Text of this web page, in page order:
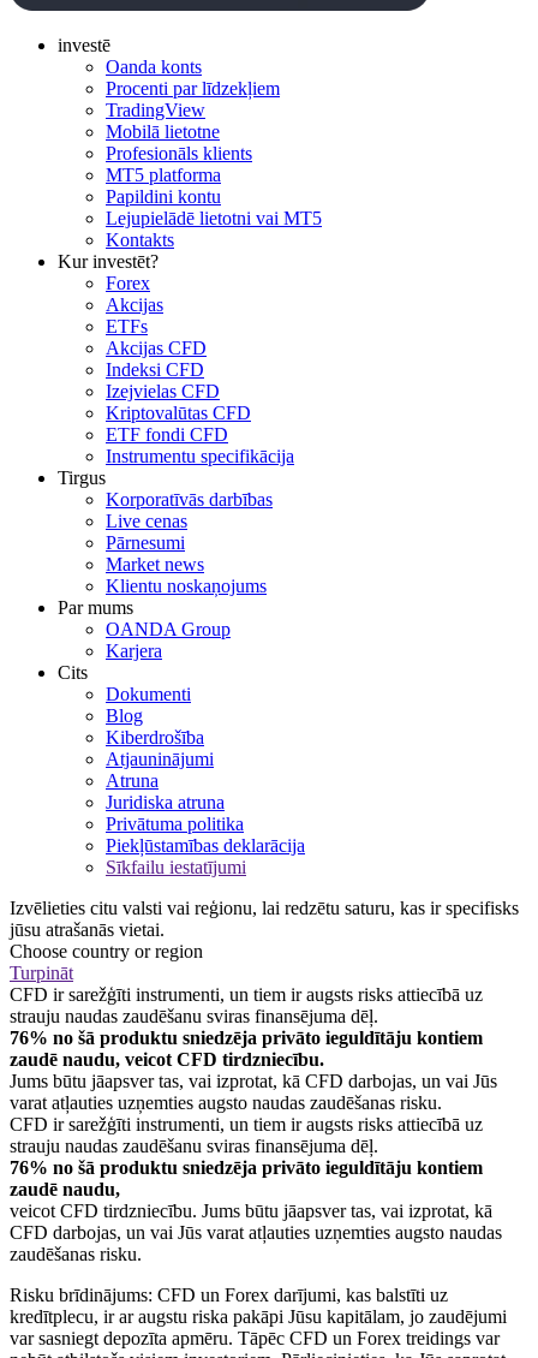
investē
Oanda konts
Procenti par līdzekļiem
TradingView
Mobilā lietotne
Profesionāls klients
MT5 platforma
Papildini kontu
Lejupielādē lietotni vai MT5
Kontakts
Kur investēt?
Forex
Akcijas
ETFs
Akcijas CFD
Indeksi CFD
Izejvielas CFD
Kriptovalūtas CFD
ETF fondi CFD
Instrumentu specifikācija
Tirgus
Korporatīvās darbības
Live cenas
Pārnesumi
Market news
Klientu noskaņojums
Par mums
OANDA Group
Karjera
Cits
Dokumenti
Blog
Kiberdrošība
Atjauninājumi
Atruna
Juridiska atruna
Privātuma politika
Piekļūstamības deklarācija
Sīkfailu iestatījumi
Izvēlieties citu valsti vai reģionu, lai redzētu saturu, kas ir specifisks
jūsu atrašanās vietai.
Choose country or region
Turpināt
CFD ir sarežģīti instrumenti, un tiem ir augsts risks attiecībā uz
strauju naudas zaudēšanu sviras finansējuma dēļ.
76% no šā produktu sniedzēja privāto ieguldītāju kontiem
zaudē naudu, veicot CFD tirdzniecību.
Jums būtu jāapsver tas, vai izprotat, kā CFD darbojas, un vai Jūs
varat atļauties uzņemties augsto naudas zaudēšanas risku.
CFD ir sarežģīti instrumenti, un tiem ir augsts risks attiecībā uz
strauju naudas zaudēšanu sviras finansējuma dēļ.
76% no šā produktu sniedzēja privāto ieguldītāju kontiem
zaudē naudu,
veicot CFD tirdzniecību. Jums būtu jāapsver tas, vai izprotat, kā
CFD darbojas, un vai Jūs varat atļauties uzņemties augsto naudas
zaudēšanas risku.
Risku brīdinājums: CFD un Forex darījumi, kas balstīti uz
kredītplecu, ir ar augstu riska pakāpi Jūsu kapitālam, jo zaudējumi
var sasniegt depozīta apmēru. Tāpēc CFD un Forex treidings var